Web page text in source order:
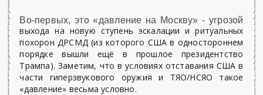
Во-первых, это «давление на Москву» - угрозой
выхода на новую ступень эскалации и ритуальных
похорон ДРСМД (из которого США в одностороннем
порядке вышли ещё в прошлое президентство
Трампа). Заметим, что в условиях отставания США в
час­ти гиперзвукового оружия и ТЯО/НСЯО такое
«давление» весьма условно.